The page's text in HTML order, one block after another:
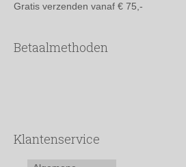
Gratis verzenden vanaf € 75,-
Betaalmethoden
Klantenservice